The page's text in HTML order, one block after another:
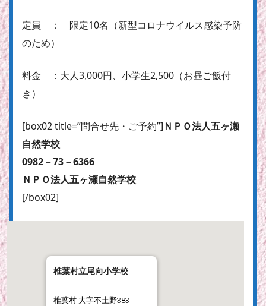
定員 ： 限定10名（新型コロナウイルス感染予防
のため）
料金 ：大人3,000円、小学生2,500（お昼ご飯付
き）
[box02 title=”問合せ先・ご予約”] ＮＰＯ法人五ヶ瀬
自然学校
0982－73－6366
ＮＰＯ法人五ヶ瀬自然学校
[/box02]
椎葉村立尾向小学校
椎葉村 大字不土野383